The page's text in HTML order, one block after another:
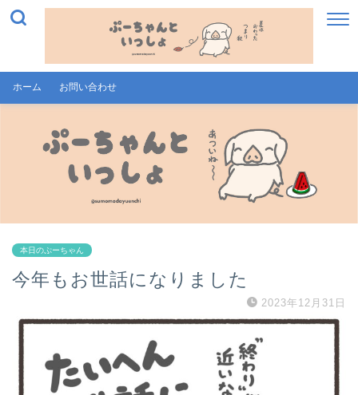
ホーム お問い合わせ
本日のぷーちゃん
今年もお世話になりました
2023年12月31日